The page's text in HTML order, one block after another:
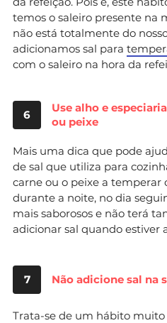
temos o saleiro presente na
não está totalmente do
adicionamos sal para
com o saleiro na hora da
6
Use alho e
ou peixe
Mais uma dica que pode
de sal que utiliza para
carne ou o peixe a temperar
durante a noite, no dia
mais saborosos e não terá
adicionar sal quando estiver
7 Não adicione sal na
Trata-se de um hábito